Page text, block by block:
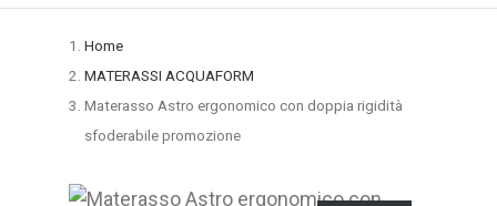
Home
MATERASSI ACQUAFORM
Materasso Astro ergonomico con doppia rigidità
sfoderabile promozione